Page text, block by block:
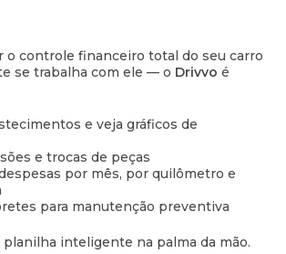
o controle financeiro total do seu carro
se trabalha com ele — o Drivvo é
e veja gráficos de
e trocas de peças
por mês, por quilômetro e
para manutenção preventiva
planilha inteligente na palma da mão.